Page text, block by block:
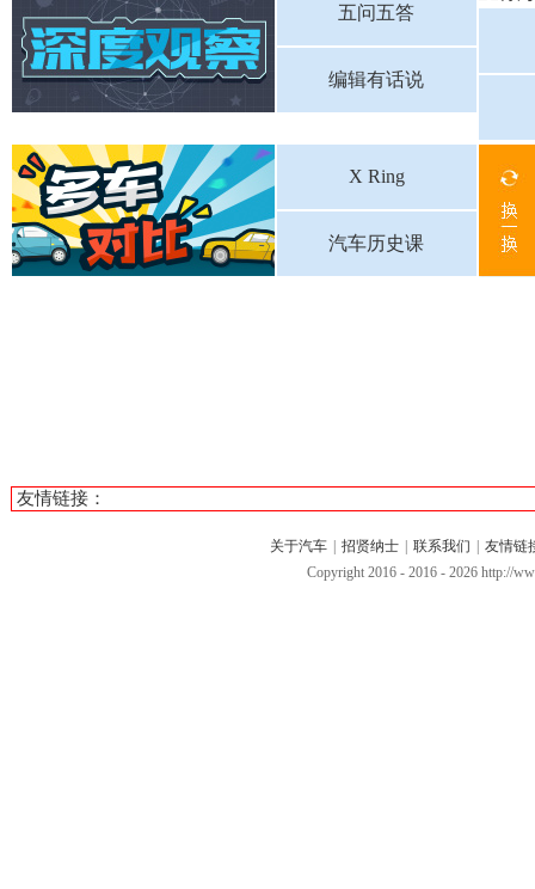
五问五答
编辑有话说
X Ring
汽车历史课
友情链接：
关于汽车 招贤纳士 联系我们
友情链
Copyright 2016 - 2016 - 2026 http://